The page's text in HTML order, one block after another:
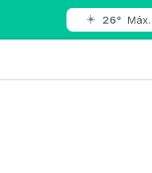
☀️ 26° Máx.